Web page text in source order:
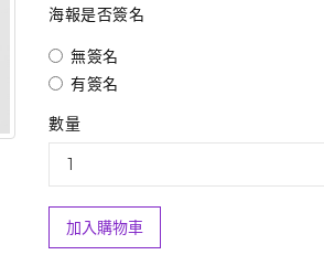
海報是否簽名
無簽名
有簽名
數量
加入購物車